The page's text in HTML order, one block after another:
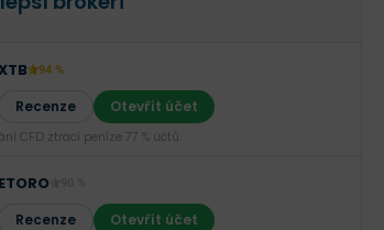
94 %
Recenze Otevřít účet
CFD ztrácí peníze 77 % účtů.
ETORO
Recenze Otevřít účet